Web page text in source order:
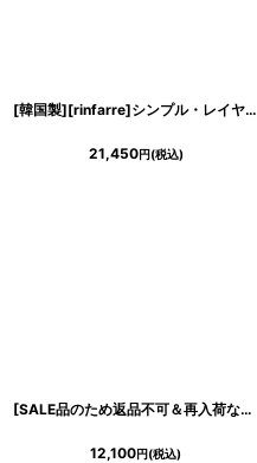
[韓国製][rinfarre]シンプル・レイヤード風・デニム・半袖・Ｖネック・タイト・ミディアムドレス・ワンピース[MIRIN着用][送料無料]
21,450円(税込)
[SALE品のため返品不可＆再入荷なしの現品限り][韓国製][rinfarre]シンプル・ドレープ・マットサテン生地・ノースリーブ・タック・ミディアムドレス・ワンピース[MIRIN着用]
12,100円(税込)